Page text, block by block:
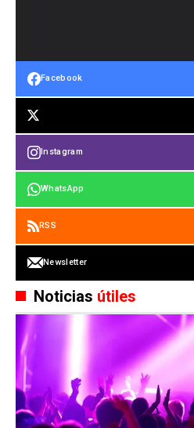
Facebook
Instagram
WhatsApp
RSS
Newsletter
Noticias útiles